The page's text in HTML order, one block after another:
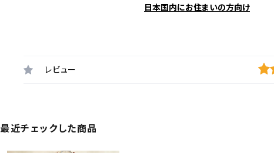
日本国内にお住まいの方向け
レビュー
最近チェックした商品